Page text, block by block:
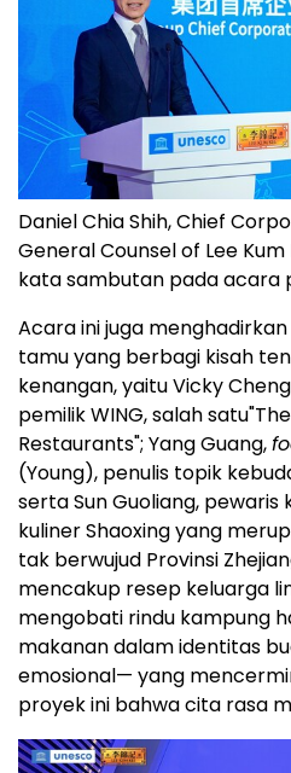
Daniel Chia Shih, Chief
General Counsel of Lee
kata sambutan pada acara
Acara ini juga
tamu yang berbagi kisah
kenangan, yaitu Vicky
pemilik WING, salah
Restaurants"; Yang Guang,
(Young), penulis topik
serta Sun Guoliang,
kuliner Shaoxing yang
tak berwujud Provinsi
mencakup resep keluarga
mengobati rindu kampung
makanan dalam identitas
emosional— yang
proyek ini bahwa cita rasa